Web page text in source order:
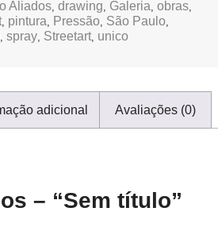
Aliados, drawing, Galeria, obras,
, pintura, Pressão, São Paulo,
, spray, Streetart, unico
adicional Avaliações (0)
– “Sem título”